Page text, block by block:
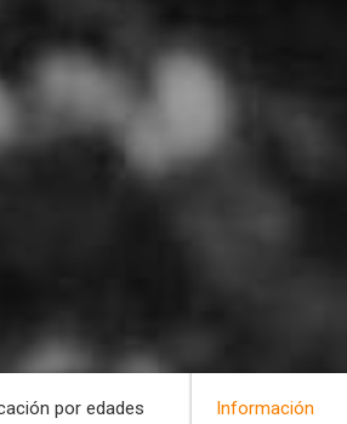
por edades Información